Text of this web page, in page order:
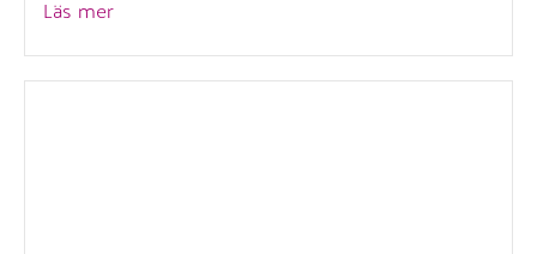
Läs mer”Oxfilé